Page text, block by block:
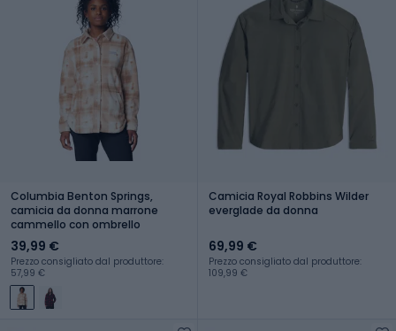
Columbia Benton Springs,
camicia da donna marrone
cammello con ombrello
39,99 €
Prezzo consigliato dal produttore:
57,99 €
Camicia Royal Robbins Wilder
everglade da donna
69,99 €
Prezzo consigliato dal produttore:
109,99 €